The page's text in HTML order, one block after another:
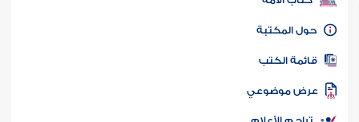
كتاب الأمة
المكتبة
الكتب